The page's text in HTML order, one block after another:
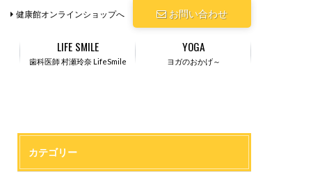
お問い合わせ
健康館オンラインショップへ
歯科医師 村瀬玲奈 LifeSmile
LIFE SMILE
ヨガのおかげ～
YOGA
カテゴリー